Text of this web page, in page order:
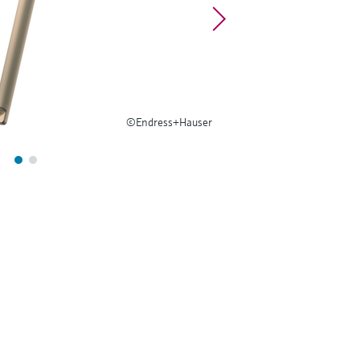
©Endress+Hauser